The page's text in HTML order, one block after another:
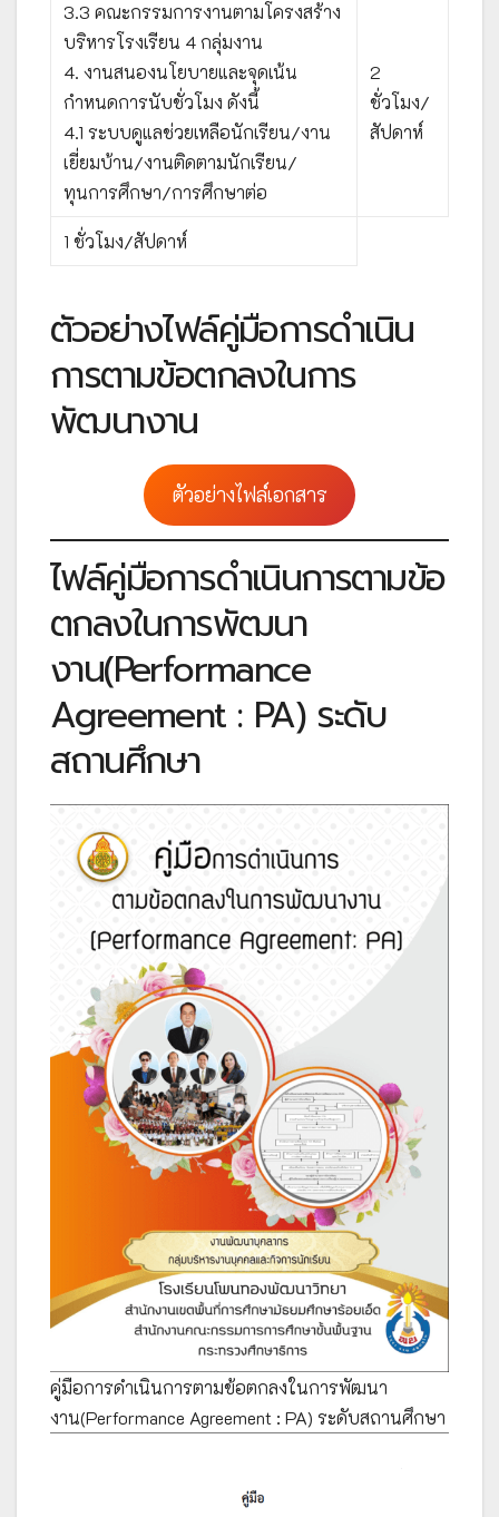
3.3 คณะกรรมการงานตามโครงสร้าง
บริหารโรงเรียน 4 กลุ่มงาน
4. งานสนองนโยบายและจุดเน้น
กำหนดการนับชั่วโมง ดังนี้
4.1 ระบบดูแลช่วยเหลือนักเรียน/งาน
เยี่ยมบ้าน/งานติดตามนักเรียน/
ทุนการศึกษา/การศึกษาต่อ
2
ชั่วโมง/
สัปดาห์
1 ชั่วโมง/สัปดาห์
ตัวอย่างไฟล์คู่มือการดำเนิน
การตามข้อตกลงในการ
พัฒนางาน
ตัวอย่างไฟล์เอกสาร
ไฟล์คู่มือการดำเนินการตามข้อ
ตกลงในการพัฒนา
งาน(Performance
Agreement : PA) ระดับ
สถานศึกษา
คู่มือการดำเนินการตามข้อตกลงในการพัฒนา
งาน(Performance Agreement : PA) ระดับสถานศึกษา